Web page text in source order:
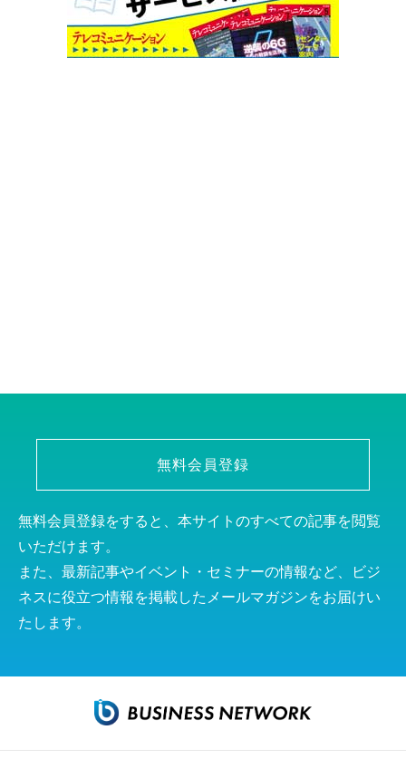
無料会員登録
無料会員登録をすると、本サイトのすべての記事を閲覧
いただけます。
また、最新記事やイベント・セミナーの情報など、ビジ
ネスに役立つ情報を掲載したメールマガジンをお届けい
たします。